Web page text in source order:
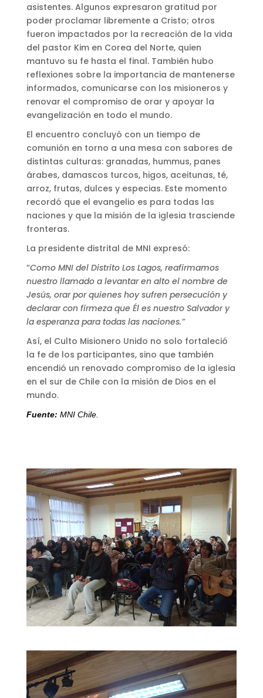
asistentes. Algunos expresaron gratitud por
poder proclamar libremente a Cristo; otros
fueron impactados por la recreación de la vida
del pastor Kim en Corea del Norte, quien
mantuvo su fe hasta el final. También hubo
reflexiones sobre la importancia de mantenerse
informados, comunicarse con los misioneros y
renovar el compromiso de orar y apoyar la
evangelización en todo el mundo.
El encuentro concluyó con un tiempo de
comunión en torno a una mesa con sabores de
distintas culturas: granadas, hummus, panes
árabes, damascos turcos, higos, aceitunas, té,
arroz, frutas, dulces y especias. Este momento
recordó que el evangelio es para todas las
naciones y que la misión de la iglesia trasciende
fronteras.
La presidente distrital de MNI expresó:
“Como MNI del Distrito Los Lagos, reafirmamos
nuestro llamado a levantar en alto el nombre de
Jesús, orar por quienes hoy sufren persecución y
declarar con firmeza que Él es nuestro Salvador y
la esperanza para todas las naciones.”
Así, el Culto Misionero Unido no solo fortaleció
la fe de los participantes, sino que también
encendió un renovado compromiso de la iglesia
en el sur de Chile con la misión de Dios en el
mundo.
Fuente: MNI Chile.